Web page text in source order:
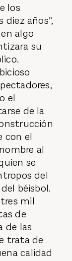
los
años”,
algo
su
el
de la
con el
al
se
del
béisbol.
mil
de
de las
trata de
calidad